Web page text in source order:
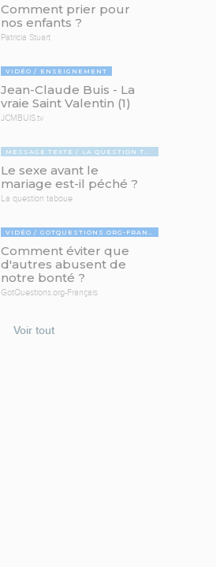
Comment prier pour
nos enfants ?
Patricia Stuart
VIDÉO ENSEIGNEMENT
Jean-Claude Buis - La
vraie Saint Valentin (1)
JCMBUIS.tv
MESSAGE TEXTE LA QUESTION TABOUE
Le sexe avant le
mariage est-il péché ?
La question taboue
VIDÉO GOTQUESTIONS.ORG-FRANÇAIS
Comment éviter que
d'autres abusent de
notre bonté ?
GotQuestions.org-Français
Voir tout